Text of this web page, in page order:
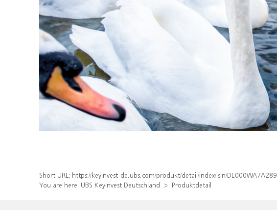
Short URL: https://keyinvest-de.ubs.com/produkt/detail/index/isin/DE000WA7A289
You are here: UBS KeyInvest Deutschland Produktdetail